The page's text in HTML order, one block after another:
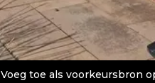
Voeg toe als voorkeursbron